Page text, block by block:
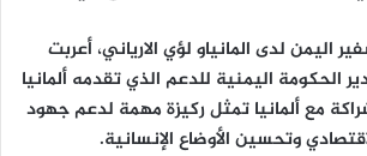
اليمن لدى المانياو لؤي الارياني، أعربت
الحكومة اليمنية للدعم الذي تقدمه ألمانيا
مع ألمانيا تمثل ركيزة مهمة لدعم جهود
وتحسين الأوضاع الإنسانية.